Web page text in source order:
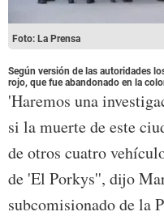
Foto: La Prensa
Según versión de las autoridades
rojo, que fue abandonado en la
'Haremos una
si la muerte de este
de otros cuatro
de 'El Porkys'', dijo
subcomisionado de la